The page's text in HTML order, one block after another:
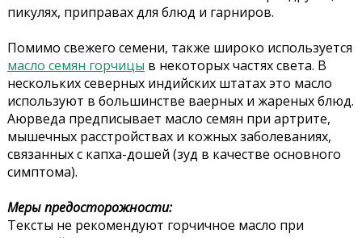
пикулях, приправах для блюд и гарниров.
Помимо свежего семени, также широко используется
масло семян горчицы в некоторых частях света. В
нескольких северных индийских штатах это масло
используют в большинстве ваерных и жареных блюд.
Аюрведа предписывает масло семян при артрите,
мышечных расстройствах и кожных заболеваниях,
связанных с капха-дошей (зуд в качестве основного
симптома).
Меры предосторожности:
Тексты не рекомендуют горчичное масло при